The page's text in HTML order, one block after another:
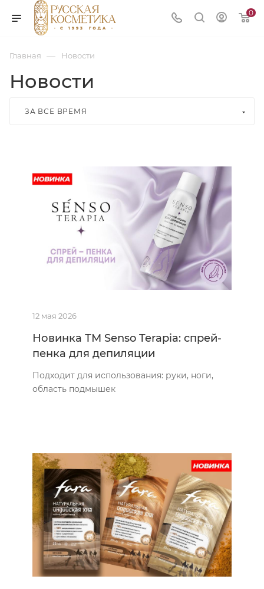
0
Главная — Новости
Новости
ЗА ВСЕ ВРЕМЯ
12 мая 2026
Новинка ТМ Senso Terapia: спрей-
пенка для депиляции
Подходит для использования: руки, ноги,
область подмышек